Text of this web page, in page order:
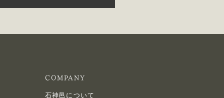
COMPANY
石神邑について